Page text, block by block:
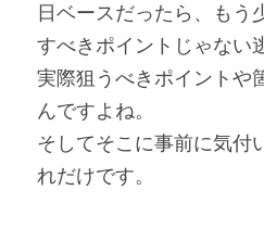
日ベースだったら、もう
すべきポイントじゃない
実際狙うべきポイントや
んですよね。
そしてそこに事前に気付
れだけです。